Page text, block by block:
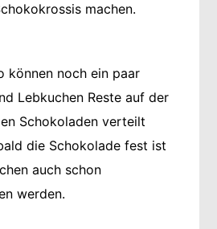
machen.
können noch ein paar
Lebkuchen Reste auf der
Schokoladen verteilt
die Schokolade fest ist
auch schon
werden.